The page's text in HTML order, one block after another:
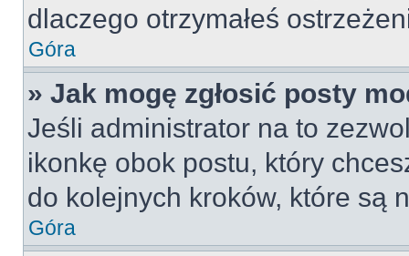
dlaczego otrzymałeś
Góra
» Jak mogę zgłosić posty
Jeśli administrator na to
ikonkę obok postu, który
do kolejnych kroków, które są
Góra